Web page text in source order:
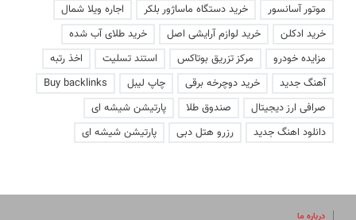
موتور آسانسور خرید دستگاه ماساژور بلکر
اجاره ویلا شمال
خرید ادکلن
خرید لوازم آرایشی اصل
خرید طلای آب شده
مزایده خودرو
مرکز تزریق بوتاکس استند تسلیت
اخذ رتبه
آهنگ جدید
خرید دوچرخه برقی چاپ لیبل
Buy backlinks
صرافی ارز دیجیتال
صندوق طلا
پارتیشن شیشه ای
دانلود اهنگ جدید
رزرو هتل دبی پارتیشن شیشه ای
درباره ما